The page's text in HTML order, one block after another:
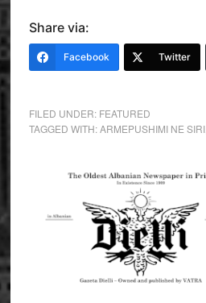
Share via:
Facebook Twitter
FILED UNDER: FEATURED
TAGGED WITH:ARMEPUSHIMI NE SIRI,